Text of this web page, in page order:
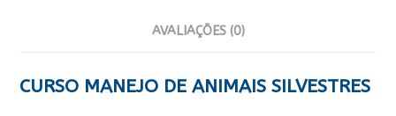
AVALIAÇÕES (0)
CURSO MANEJO DE ANIMAIS SILVESTRES